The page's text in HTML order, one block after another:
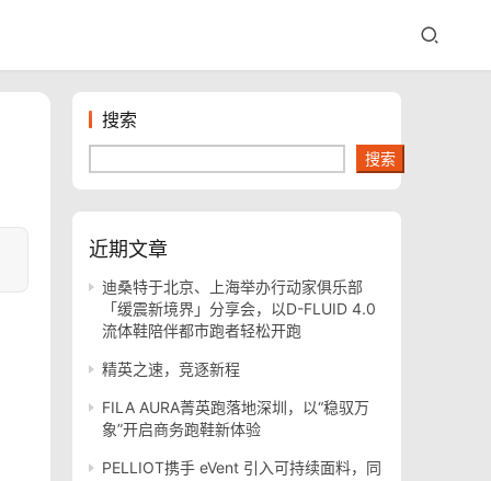
搜索
搜索
近期文章
迪桑特于北京、上海举办行动家俱乐部
「缓震新境界」分享会，以D-FLUID 4.0
流体鞋陪伴都市跑者轻松开跑
精英之速，竞逐新程
FILA AURA菁英跑落地深圳，以“稳驭万
象”开启商务跑鞋新体验
PELLIOT携手 eVent 引入可持续面料，同